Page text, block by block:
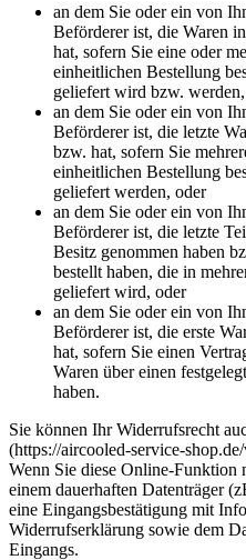
an dem Sie oder ein von
Beförderer ist, die Waren
hat, sofern Sie eine oder
einheitlichen Bestellung
geliefert wird bzw.
an dem Sie oder ein von
Beförderer ist, die letzte
bzw. hat, sofern Sie
einheitlichen Bestellung
geliefert werden, oder
an dem Sie oder ein von
Beförderer ist, die letzte
Besitz genommen haben
bestellt haben, die in
geliefert wird, oder
an dem Sie oder ein von
Beförderer ist, die erste
hat, sofern Sie einen
Waren über einen
haben.
Sie können Ihr Widerrufsrecht
(https://aircooled-service-
Wenn Sie diese Online-
einem dauerhaften Datenträger
eine Eingangsbestätigung mit
Widerrufserklärung sowie dem
Eingangs.